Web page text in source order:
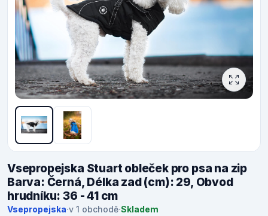
Vsepropejska Stuart obleček pro psa na zip
Barva: Černá, Délka zad (cm): 29, Obvod
hrudníku: 36 - 41 cm
Vsepropejska·v 1 obchodě·Skladem